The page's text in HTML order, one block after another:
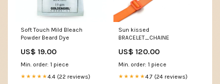
Soft Touch Mild Bleach
Powder Beard Dye
US$ 19.00
Min. order: 1 piece
★★★★★4.4 (22 reviews)
Sun kissed
BRACELET_CHAINE
US$ 120.00
Min. order: 1 piece
★★★★★4.7 (24 reviews)